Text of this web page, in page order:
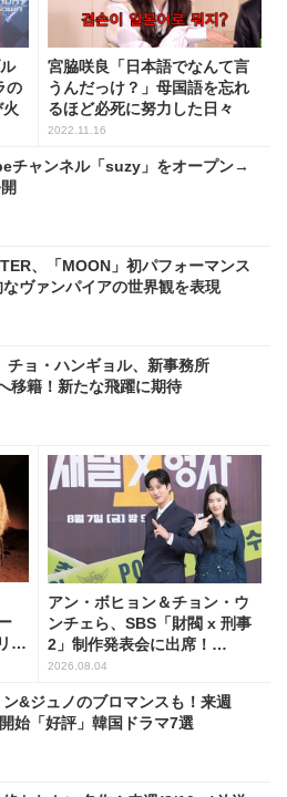
の
宮脇咲良「日本語でなんて言
うんだっけ？」母国語を忘れ
るほど必死に努力した日々
2022.11.16
チャンネル「suzy」をオープン→
、「MOON」初パフォーマンス
ヴァンパイアの世界観を表現
チョ・ハンギョル、新事務所
移籍！新たな飛躍に期待
ズ
アン・ボヒョン＆チョン・ウ
ンチェら、SBS「財閥 x 刑事
2」制作発表会に出席！
(PHOTO7枚)
2026.08.04
&ジュノのブロマンスも！来週
始「好評」韓国ドラマ7選